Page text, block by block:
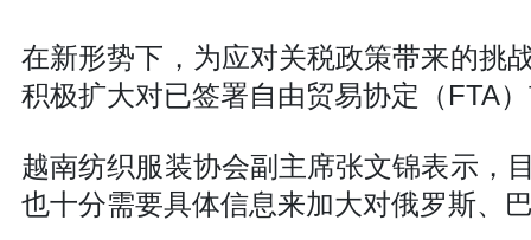
在新形势下，为应对关税政策带来的挑
积极扩大对已签署自由贸易协定（FTA
越南纺织服装协会副主席张文锦表示，
也十分需要具体信息来加大对俄罗斯、